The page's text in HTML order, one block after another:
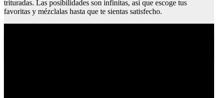
trituradas. Las posibilidades son infinitas, así que escoge tus
favoritas y mézclalas hasta que te sientas satisfecho.